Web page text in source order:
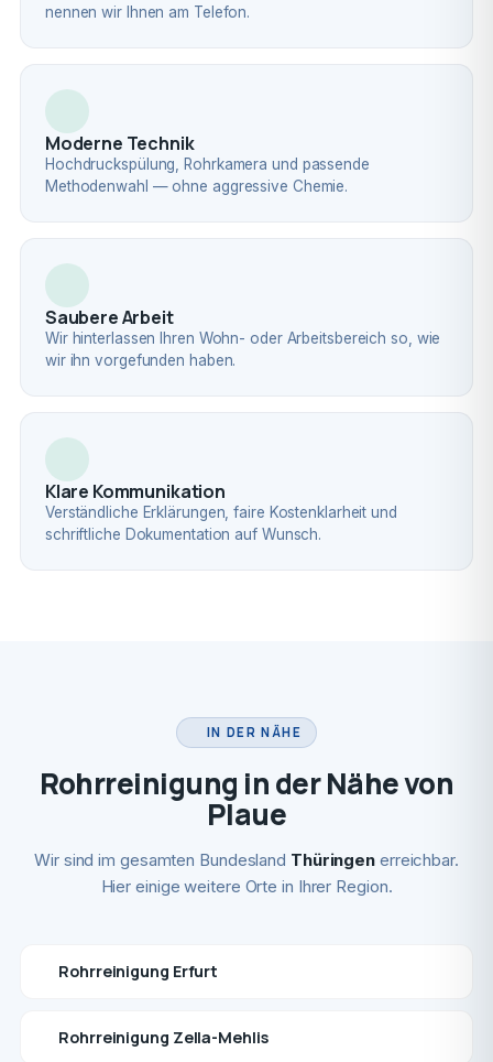
nennen wir Ihnen am Telefon.
Moderne Technik
Hochdruckspülung, Rohrkamera und passende
Methodenwahl — ohne aggressive Chemie.
Saubere Arbeit
Wir hinterlassen Ihren Wohn- oder Arbeitsbereich so, wie
wir ihn vorgefunden haben.
Klare Kommunikation
Verständliche Erklärungen, faire Kostenklarheit und
schriftliche Dokumentation auf Wunsch.
IN DER NÄHE
Rohrreinigung in der Nähe von
Plaue
Wir sind im gesamten Bundesland Thüringen erreichbar.
Hier einige weitere Orte in Ihrer Region.
Rohrreinigung Erfurt
Rohrreinigung Zella-Mehlis